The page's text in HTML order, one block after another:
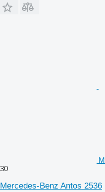
30
Mercedes-Benz Antos 2536